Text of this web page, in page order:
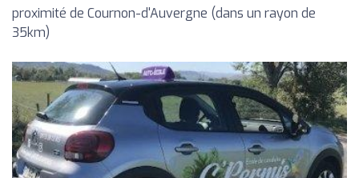
proximité de Cournon-d'Auvergne (dans un rayon de
35km)